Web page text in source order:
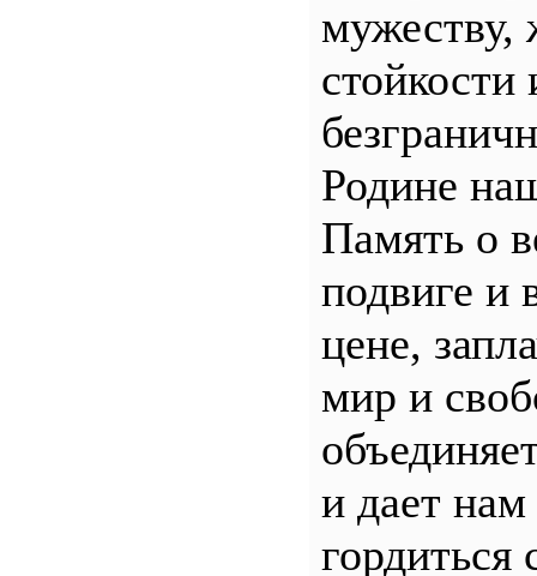
мужеству,
стойкости
Родине
Память о
подвиге и
цене,
мир и
и дает
гордиться